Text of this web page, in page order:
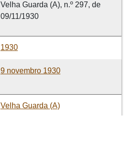
Velha Guarda (A), n.º 297, de
09/11/1930
1930
9 novembro 1930
Velha Guarda (A)